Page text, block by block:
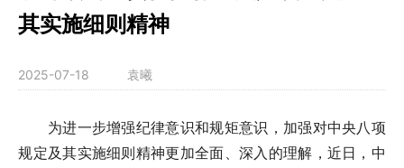
其实施细则精神
2025-07-18 袁曦
为进一步增强纪律意识和规矩意识，加强对中央八项
规定及其实施细则精神更加全面、深入的理解，近日，中